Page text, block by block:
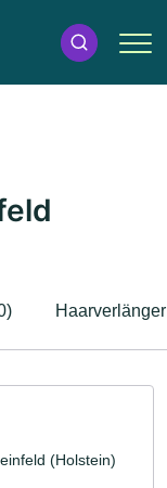
(Holstein)